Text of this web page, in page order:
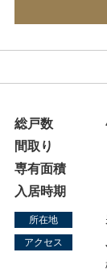
総戸数
間取り
専有面積
入居時期
所在地
アクセス